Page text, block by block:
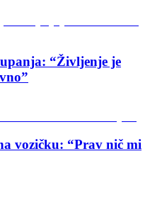
“Življenje je
vozičku: “Prav nič mi